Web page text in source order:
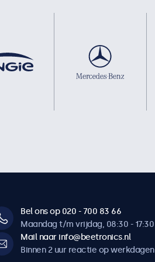
Bel ons op 020 - 700 83 66
Maandag t/m vrijdag, 08:30 - 17:30
Mail naar info@beetronics.nl
Binnen 2 uur reactie op werkdagen